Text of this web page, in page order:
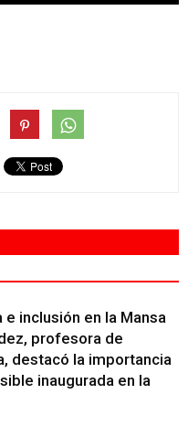
inclusión en la Mansa
profesora de
destacó la importancia
inaugurada en la